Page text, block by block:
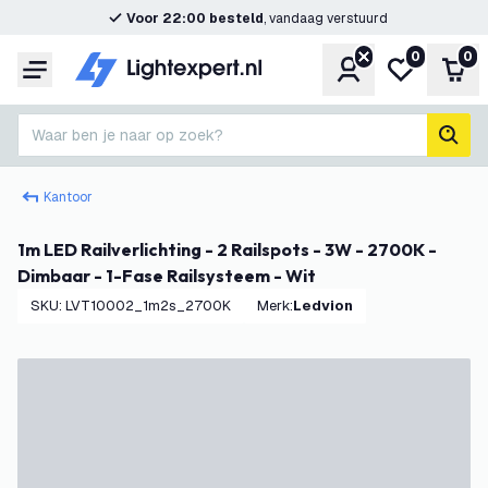
Voor 22:00 besteld, vandaag verstuurd
Menu Account
Mijn
0 0
Waar ben je naar op zoek?
Kantoor
1m LED Railverlichting - 2 Railspots - 3W - 2700K -
Dimbaar - 1-Fase Railsysteem - Wit
SKU: LVT10002_1m2s_2700K Merk: Ledvion